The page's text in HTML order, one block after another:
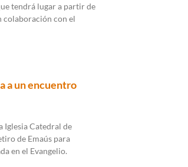
tendrá lugar a partir de
colaboración con el
a un encuentro
Iglesia Catedral de
de Emaús para
en el Evangelio.